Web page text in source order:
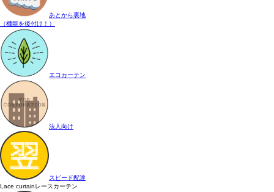
あとから裏地
（機能を後付け！）
エコカーテン
法人向け
スピード配達
Lace curtainレースカーテン